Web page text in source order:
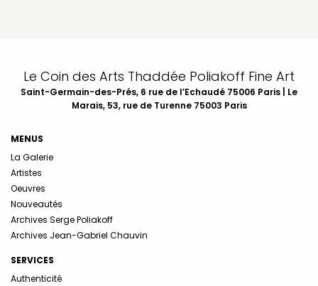
Le Coin des Arts Thaddée Poliakoff Fine Art
Saint-Germain-des-Prés, 6 rue de l’Echaudé 75006 Paris | Le
Marais, 53, rue de Turenne 75003 Paris
MENUS
La Galerie
Artistes
Oeuvres
Nouveautés
Archives Serge Poliakoff
Archives Jean-Gabriel Chauvin
SERVICES
Authenticité